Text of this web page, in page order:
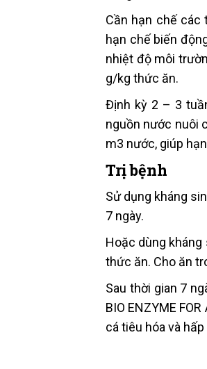
Cần hạn chế các
hạn chế biến
nhiệt độ môi
g/kg thức ăn.
Định kỳ 2 – 3
nguồn nước nuôi
m3 nước, giúp
Trị bệnh
Sử dụng kháng
7 ngày.
Hoặc dùng kháng
thức ăn. Cho ăn
Sau thời gian 7
BIO ENZYME
cá tiêu hóa và